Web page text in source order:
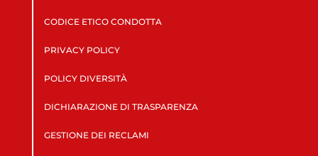
CODICE ETICO CONDOTTA
PRIVACY POLICY
POLICY DIVERSITÀ
DICHIARAZIONE DI TRASPARENZA
GESTIONE DEI RECLAMI